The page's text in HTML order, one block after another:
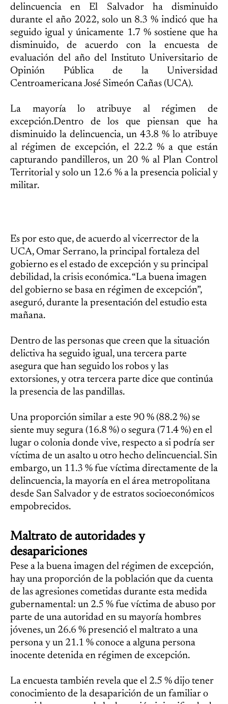
delincuencia en El Salvador ha disminuido
durante el año 2022, solo un 8.3 % indicó que ha
seguido igual y únicamente 1.7 % sostiene que ha
disminuido, de acuerdo con la encuesta de
evaluación del año del Instituto Universitario de
Opinión Pública de la Universidad
Centroamericana José Simeón Cañas (UCA).
La mayoría lo atribuye al régimen de
excepción.Dentro de los que piensan que ha
disminuido la delincuencia, un 43.8 % lo atribuye
al régimen de excepción, el 22.2 % a que están
capturando pandilleros, un 20 % al Plan Control
Territorial y solo un 12.6 % a la presencia policial y
militar.
Es por esto que, de acuerdo al vicerrector de la
UCA, Omar Serrano, la principal fortaleza del
gobierno es el estado de excepción y su principal
debilidad, la crisis económica. “La buena imagen
del gobierno se basa en régimen de excepción”,
aseguró, durante la presentación del estudio esta
mañana.
Dentro de las personas que creen que la situación
delictiva ha seguido igual, una tercera parte
asegura que han seguido los robos y las
extorsiones, y otra tercera parte dice que continúa
la presencia de las pandillas.
Una proporción similar a este 90 % (88.2 %) se
siente muy segura (16.8 %) o segura (71.4 %) en el
lugar o colonia donde vive, respecto a si podría ser
víctima de un asalto u otro hecho delincuencial. Sin
embargo, un 11.3 % fue víctima directamente de la
delincuencia, la mayoría en el área metropolitana
desde San Salvador y de estratos socioeconómicos
empobrecidos.
Maltrato de autoridades y
desapariciones
Pese a la buena imagen del régimen de excepción,
hay una proporción de la población que da cuenta
de las agresiones cometidas durante esta medida
gubernamental: un 2.5 % fue víctima de abuso por
parte de una autoridad en su mayoría hombres
jóvenes, un 26.6 % presenció el maltrato a una
persona y un 21.1 % conoce a alguna persona
inocente detenida en régimen de excepción.
La encuesta también revela que el 2.5 % dijo tener
conocimiento de la desaparición de un familiar o